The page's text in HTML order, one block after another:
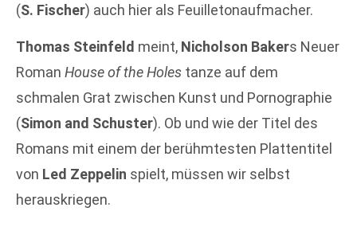
(S. Fischer) auch hier als Feuilletonaufmacher.
Thomas Steinfeld meint, Nicholson Bakers Neuer
Roman House of the Holes tanze auf dem
schmalen Grat zwischen Kunst und Pornographie
(Simon and Schuster). Ob und wie der Titel des
Romans mit einem der berühmtesten Plattentitel
von Led Zeppelin spielt, müssen wir selbst
herauskriegen.